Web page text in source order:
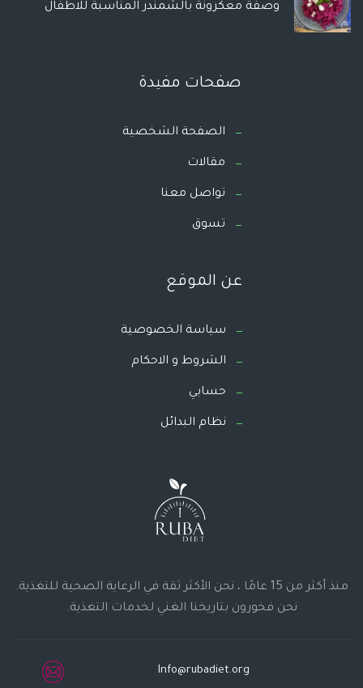
وصفة معكرونة بالشمندر المناسبة للاطفال
صفحات مفيدة
الصفحة الشخصية
مقالات
تواصل معنا
تسوق
عن الموقع
سياسة الخصوصية
الشروط و الاحكام
حسابي
نظام البدائل
منذ أكثر من 15 عامًا ، نحن الأكثر ثقة في الرعاية الصحية للتغذية.
نحن فخورون بتاريخنا الغني لخدمات التغذية.
Info@rubadiet.org